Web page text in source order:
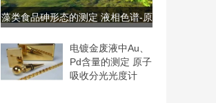
藻类食品砷形态的测定 液相色谱-原
电镀金废液中Au、
Pd含量的测定 原子
吸收分光光度计